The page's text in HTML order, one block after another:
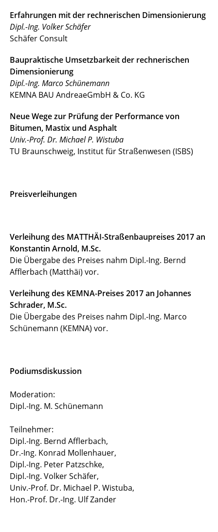
Erfahrungen mit der rechnerischen Dimensionierung
Dipl.-Ing. Volker Schäfer
Schäfer Consult
Baupraktische Umsetzbarkeit der rechnerischen
Dimensionierung
Dipl.-Ing. Marco Schünemann
KEMNA BAU AndreaeGmbH & Co. KG
Neue Wege zur Prüfung der Performance von
Bitumen, Mastix und Asphalt
Univ.-Prof. Dr. Michael P. Wistuba
TU Braunschweig, Institut für Straßenwesen (ISBS)
Preisverleihungen
Verleihung des MATTHÄI-Straßenbaupreises 2017 an
Konstantin Arnold, M.Sc.
Die Übergabe des Preises nahm Dipl.-Ing. Bernd
Afflerbach (Matthäi) vor.
Verleihung des KEMNA-Preises 2017 an Johannes
Schrader, M.Sc.
Die Übergabe des Preises nahm Dipl.-Ing. Marco
Schünemann (KEMNA) vor.
Podiumsdiskussion
Moderation:
Dipl.-Ing. M. Schünemann
Teilnehmer:
Dipl.-Ing. Bernd Afflerbach,
Dr.-Ing. Konrad Mollenhauer,
Dipl.-Ing. Peter Patzschke,
Dipl.-Ing. Volker Schäfer,
Univ.-Prof. Dr. Michael P. Wistuba,
Hon.-Prof. Dr.-Ing. Ulf Zander